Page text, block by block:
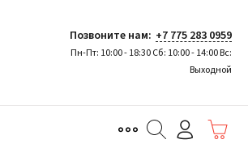
Позвоните нам: +7 775 283 0959
Пн-Пт: 10:00 - 18:30 Сб: 10:00 - 14:00 Вс:
Выходной